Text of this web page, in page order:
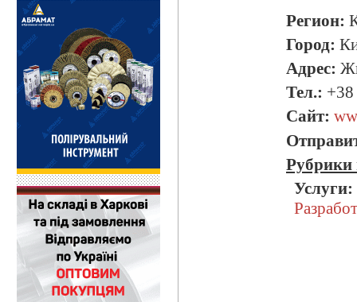
Регион:
Город:
Адрес:
Тел.:
Сайт:
Рубрики
Услуги: